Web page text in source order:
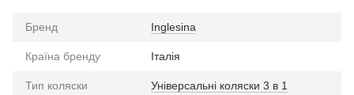
Бренд Inglesina
Країна бренду Італія
Тип коляски Універсальні коляски 3 в 1